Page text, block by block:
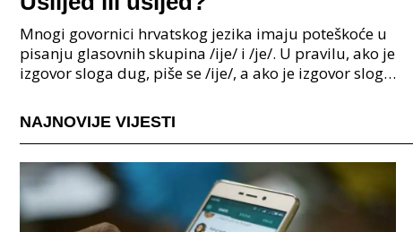
Mnogi govornici hrvatskog jezika imaju poteškoće u
pisanju glasovnih skupina /ije/ i /je/. U pravilu, ako je
izgovor sloga dug, piše se /ije/, a ako je izgovor sloga
NAJNOVIJE VIJESTI